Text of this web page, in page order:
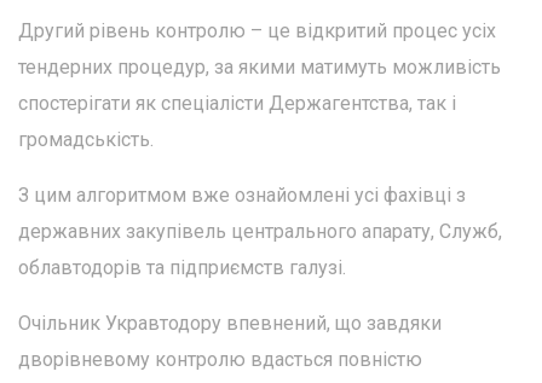
Другий рівень контролю – це відкритий процес усіх
тендерних процедур, за якими матимуть можливість
спостерігати як спеціалісти Держагентства, так і
громадськість.
З цим алгоритмом вже ознайомлені усі фахівці з
державних закупівель центрального апарату, Служб,
облавтодорів та підприємств галузі.
Очільник Укравтодору впевнений, що завдяки
дворівневому контролю вдасться повністю